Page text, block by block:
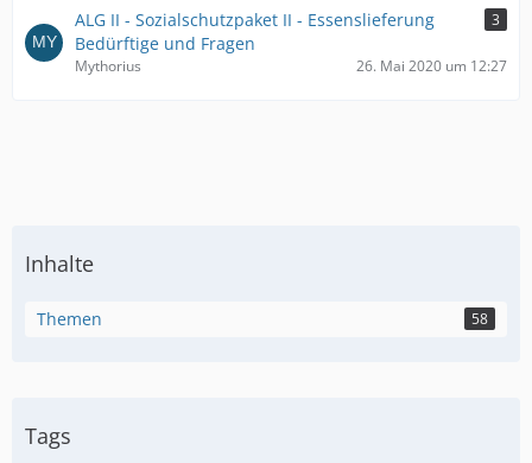
ALG II - Sozialschutzpaket II - Essenslieferung
Bedürftige und Fragen
3
Mythorius 26. Mai 2020 um 12:27
Inhalte
Themen 58
Tags